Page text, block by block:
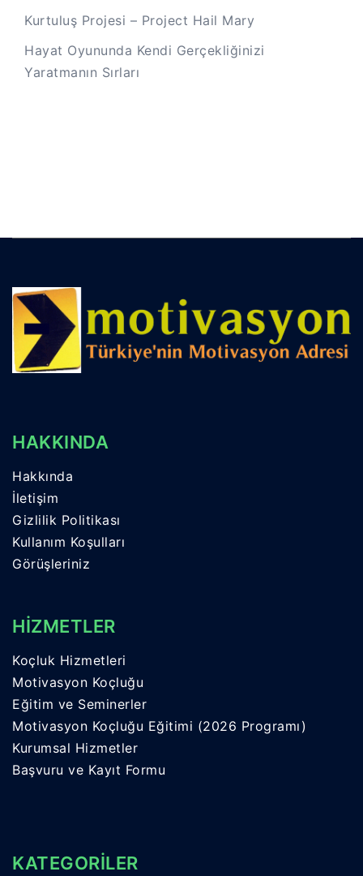
Kurtuluş Projesi – Project Hail Mary
Hayat Oyununda Kendi Gerçekliğinizi
Yaratmanın Sırları
HAKKINDA
Hakkında
İletişim
Gizlilik Politikası
Kullanım Koşulları
Görüşleriniz
HİZMETLER
Koçluk Hizmetleri
Motivasyon Koçluğu
Eğitim ve Seminerler
Motivasyon Koçluğu Eğitimi (2026 Programı)
Kurumsal Hizmetler
Başvuru ve Kayıt Formu
KATEGORİLER